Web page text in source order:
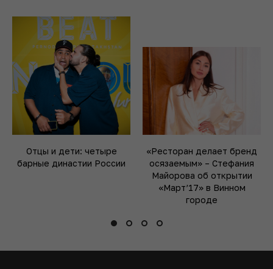
Отцы и дети: четыре
барные династии России
«Ресторан делает бренд
осязаемым» – Стефания
Майорова об открытии
«Март’17» в Винном
городе